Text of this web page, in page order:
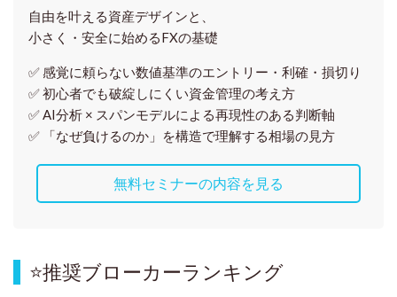
自由を叶える資産デザインと、
小さく・安全に始めるFXの基礎
✅ 感覚に頼らない数値基準のエントリー・利確・損切り
✅ 初心者でも破綻しにくい資金管理の考え方
✅ AI分析 × スパンモデルによる再現性のある判断軸
✅ 「なぜ負けるのか」を構造で理解する相場の見方
無料セミナーの内容を見る
⭐推奨ブローカーランキング